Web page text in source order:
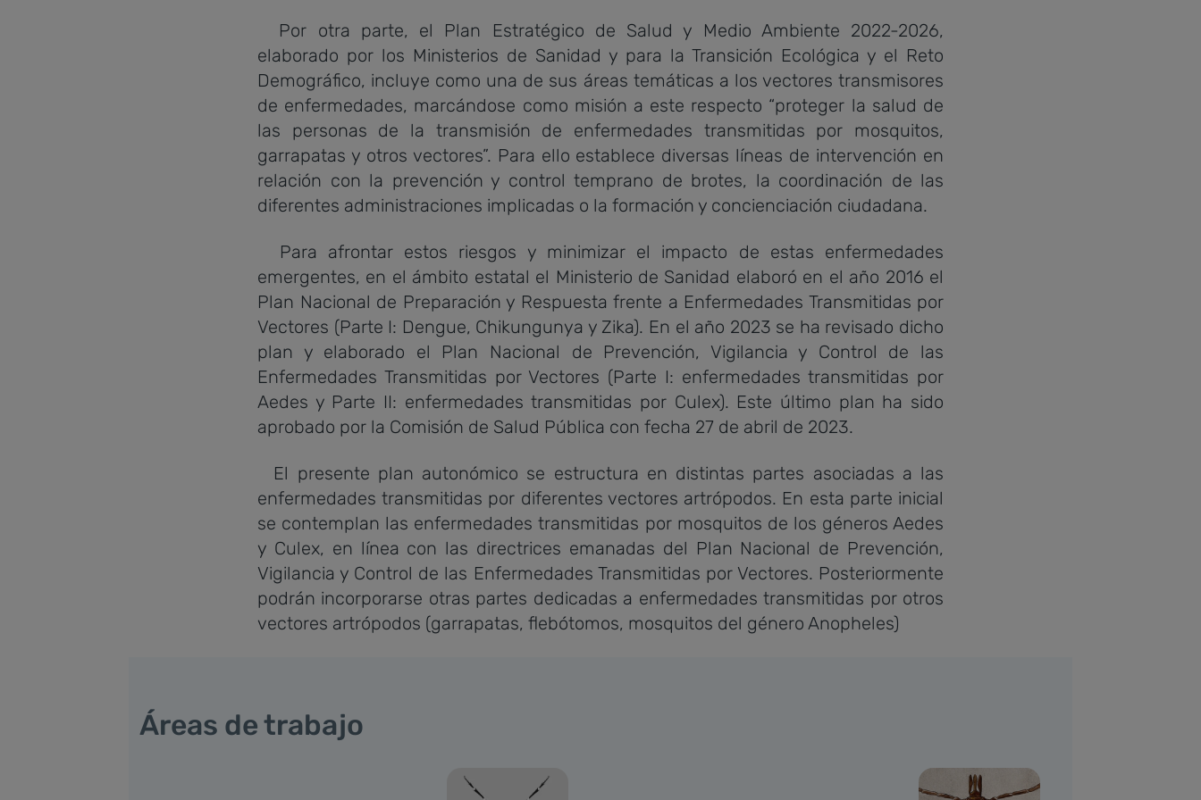
Por otra parte, el Plan Estratégico de Salud y Medio Ambiente 2022-2026,
elaborado por los Ministerios de Sanidad y para la Transición Ecológica y el Reto
Demográfico, incluye como una de sus áreas temáticas a los vectores transmisores
de enfermedades, marcándose como misión a este respecto “proteger la salud de
las personas de la transmisión de enfermedades transmitidas por mosquitos,
garrapatas y otros vectores”. Para ello establece diversas líneas de intervención en
relación con la prevención y control temprano de brotes, la coordinación de las
diferentes administraciones implicadas o la formación y concienciación ciudadana.
Para afrontar estos riesgos y minimizar el impacto de estas enfermedades
emergentes, en el ámbito estatal el Ministerio de Sanidad elaboró en el año 2016 el
Plan Nacional de Preparación y Respuesta frente a Enfermedades Transmitidas por
Vectores (Parte I: Dengue, Chikungunya y Zika). En el año 2023 se ha revisado dicho
plan y elaborado el Plan Nacional de Prevención, Vigilancia y Control de las
Enfermedades Transmitidas por Vectores (Parte I: enfermedades transmitidas por
Aedes y Parte II: enfermedades transmitidas por Culex). Este último plan ha sido
aprobado por la Comisión de Salud Pública con fecha 27 de abril de 2023.
El presente plan autonómico se estructura en distintas partes asociadas a las
enfermedades transmitidas por diferentes vectores artrópodos. En esta parte inicial
se contemplan las enfermedades transmitidas por mosquitos de los géneros Aedes
y Culex, en línea con las directrices emanadas del Plan Nacional de Prevención,
Vigilancia y Control de las Enfermedades Transmitidas por Vectores. Posteriormente
podrán incorporarse otras partes dedicadas a enfermedades transmitidas por otros
vectores artrópodos (garrapatas, flebótomos, mosquitos del género Anopheles)
Áreas de trabajo